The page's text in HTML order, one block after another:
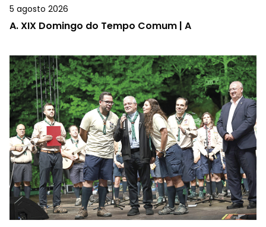
5 agosto 2026
A.XIX Domingo do Tempo Comum | A